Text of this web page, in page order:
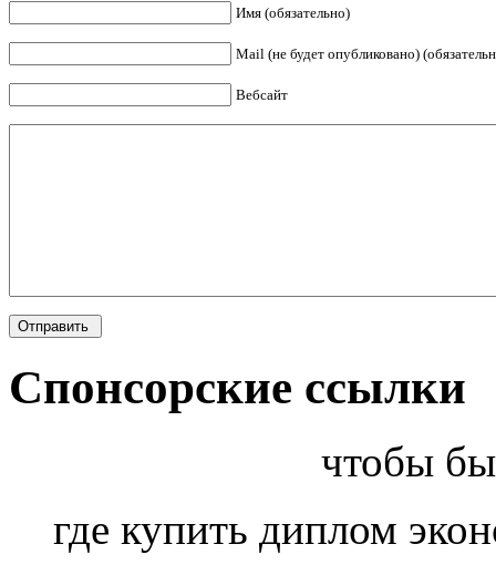
Имя (обязательно)
Mail (не будет опубликовано)
Вебсайт
Спонсорские ссылки
чтобы
где купить диплом